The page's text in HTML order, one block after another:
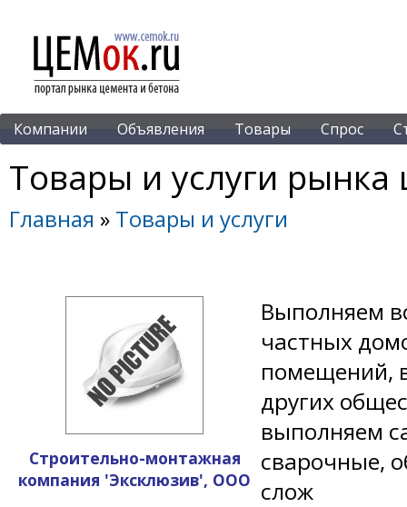
Компании Объявления Товары Спрос
Товары и услуги рынка
Главная » Товары и услуги
Строительно-монтажная
компания 'Эксклюзив', ООО
Выполняем
частных
помещений,
других
выполняем
сварочные,
слож